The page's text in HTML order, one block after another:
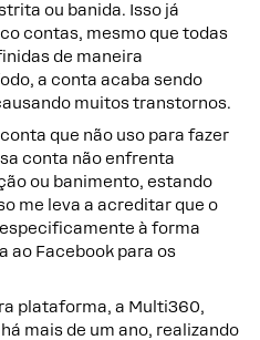
ou banida. Isso já
contas, mesmo que todas
de maneira
a conta acaba sendo
muitos transtornos.
que não uso para fazer
conta não enfrenta
ou banimento, estando
me leva a acreditar que o
à forma
ao Facebook para os
plataforma, a Multi360,
mais de um ano, realizando